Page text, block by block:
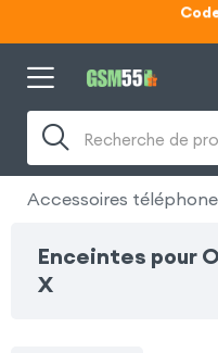
Recherche de
Accessoires
Enceintes pour
X